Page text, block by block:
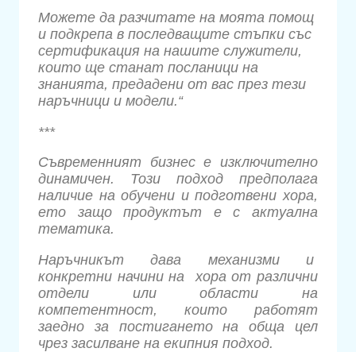
Можете да разчитате на моята помощ
и подкрепа в последващите стъпки със
сертификация на нашите служители,
които ще станат посланици на
знанията, предадени от вас през тези
наръчници и модели.“
***
Съвременният бизнес е изключително
динамичен. Този подход предполага
наличие на обучени и подготвени хора,
ето защо продуктът е с актуална
тематика.
Наръчникът дава механизми и
конкретни начини на хора от различни
отдели или области на
компетентност, които работят
заедно за постигането на обща цел
чрез засилване на екипния подход.